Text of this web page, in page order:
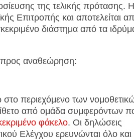
της τελικής πρότασης. Η
Επιτροπής και αποτελείται
διάστημα από τα
προς αναθεώρηση:
περιεχόμενο των
από ομάδα συμφερόντων
φάκελο. Οι δηλώσεις
Ελέγχου ερευνώνται όλο και